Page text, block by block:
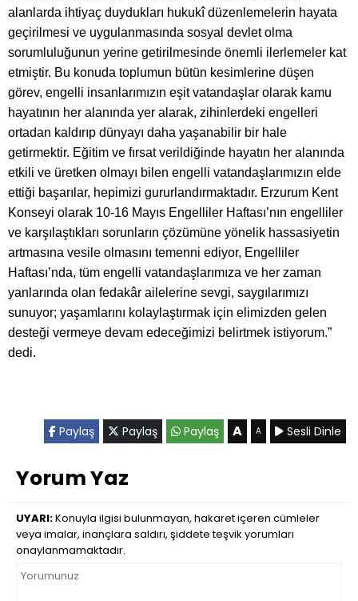
alanlarda ihtiyaç duydukları hukukî düzenlemelerin hayata
geçirilmesi ve uygulanmasında sosyal devlet olma
sorumluluğunun yerine getirilmesinde önemli ilerlemeler kat
etmiştir. Bu konuda toplumun bütün kesimlerine düşen
görev, engelli insanlarımızın eşit vatandaşlar olarak kamu
hayatının her alanında yer alarak, zihinlerdeki engelleri
ortadan kaldırıp dünyayı daha yaşanabilir bir hale
getirmektir. Eğitim ve fırsat verildiğinde hayatın her alanında
etkili ve üretken olmayı bilen engelli vatandaşlarımızın elde
ettiği başarılar, hepimizi gururlandırmaktadır. Erzurum Kent
Konseyi olarak 10-16 Mayıs Engelliler Haftası’nın engelliler
ve karşılaştıkları sorunların çözümüne yönelik hassasiyetin
artmasına vesile olmasını temenni ediyor, Engelliler
Haftası’nda, tüm engelli vatandaşlarımıza ve her zaman
yanlarında olan fedakâr ailelerine sevgi, saygılarımızı
sunuyor; yaşamlarını kolaylaştırmak için elimizden gelen
desteği vermeye devam edeceğimizi belirtmek istiyorum.”
dedi.
Paylaş Paylaş Paylaş A A Sesli Dinle
Yorum Yaz
UYARI:Konuyla ilgisi bulunmayan, hakaret içeren cümleler
veya imalar, inançlara saldırı, şiddete teşvik yorumları
onaylanmamaktadır.